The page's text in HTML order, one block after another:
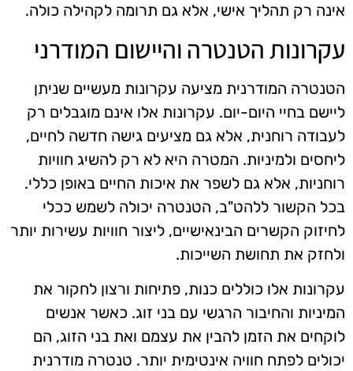
אינה רק תהליך אישי, אלא גם תרומה לקהילה כולה.
עקרונות הטנטרה והיישום המודרני
הטנטרה המודרנית מציעה עקרונות מעשיים שניתן
ליישם בחיי היום-יום. עקרונות אלו אינם מוגבלים רק
לעבודה רוחנית, אלא גם מציעים גישה חדשה לחיים,
ליחסים ולמיניות. המטרה היא לא רק להשיג חוויות
רוחניות, אלא גם לשפר את איכות החיים באופן כללי.
בכל הקשור ללהט"ב, הטנטרה יכולה לשמש ככלי
לחיזוק הקשרים הבינאישיים, ליצור חוויות עשירות יותר
ולחזק את תחושת השייכות.
עקרונות אלו כוללים כנות, פתיחות ורצון לחקור את
המיניות והחיבור הרגשי עם בני זוג. כאשר אנשים
לוקחים את הזמן להבין את עצמם ואת בני הזוג, הם
יכולים לפתח חוויה אינטימית יותר. טנטרה מודרנית